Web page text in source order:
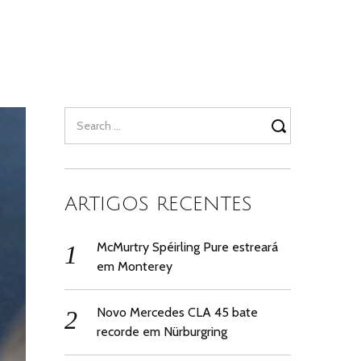
for:
ARTIGOS RECENTES
McMurtry Spéirling Pure estreará
em Monterey
Novo Mercedes CLA 45 bate
recorde em Nürburgring